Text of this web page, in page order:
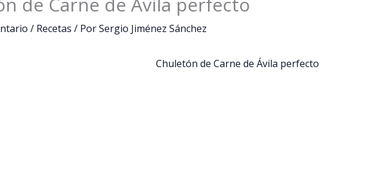
/ Recetas / PorSergio Jiménez Sánchez
Chuletón de Carne de Ávila perfecto